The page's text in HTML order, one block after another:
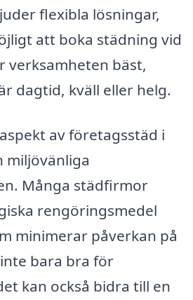
flexibla lösningar,
att boka städning vid
verksamheten bäst,
dagtid, kväll eller helg.
av företagsstäd i
miljövänliga
Många städfirmor
rengöringsmedel
minimerar påverkan på
bara bra för
kan också bidra till en